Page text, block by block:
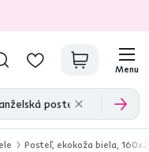
recenzií
Menu
Posteľ, ekokoža biela,